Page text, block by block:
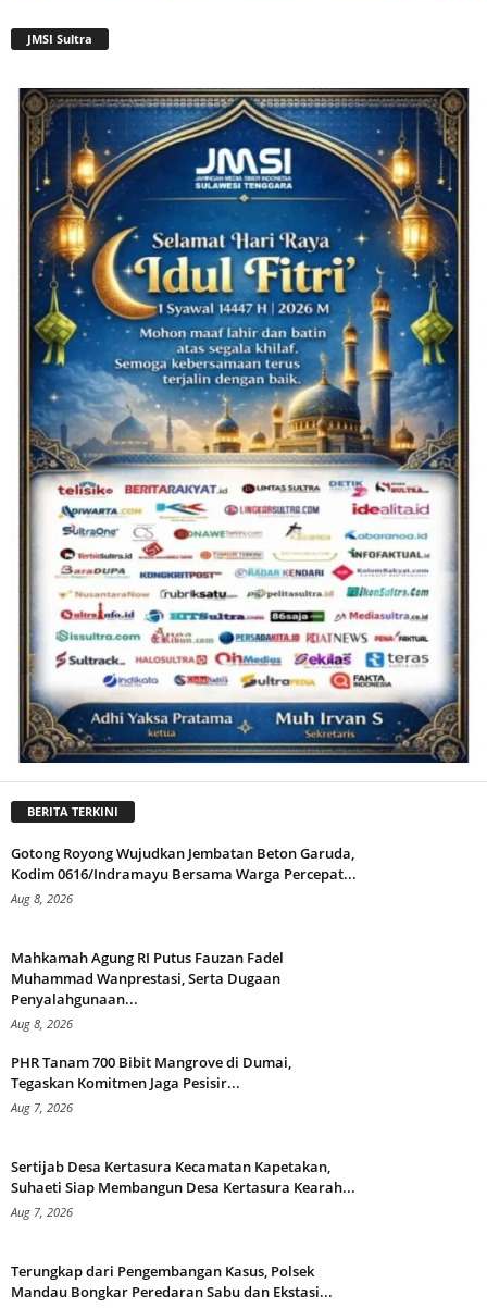
JMSI Sultra
BERITA TERKINI
Gotong Royong Wujudkan Jembatan Beton Garuda,
Kodim 0616/Indramayu Bersama Warga Percepat...
Aug 8, 2026
Mahkamah Agung RI Putus Fauzan Fadel
Muhammad Wanprestasi, Serta Dugaan
Penyalahgunaan...
Aug 8, 2026
PHR Tanam 700 Bibit Mangrove di Dumai,
Tegaskan Komitmen Jaga Pesisir...
Aug 7, 2026
Sertijab Desa Kertasura Kecamatan Kapetakan,
Suhaeti Siap Membangun Desa Kertasura Kearah...
Aug 7, 2026
Terungkap dari Pengembangan Kasus, Polsek
Mandau Bongkar Peredaran Sabu dan Ekstasi...